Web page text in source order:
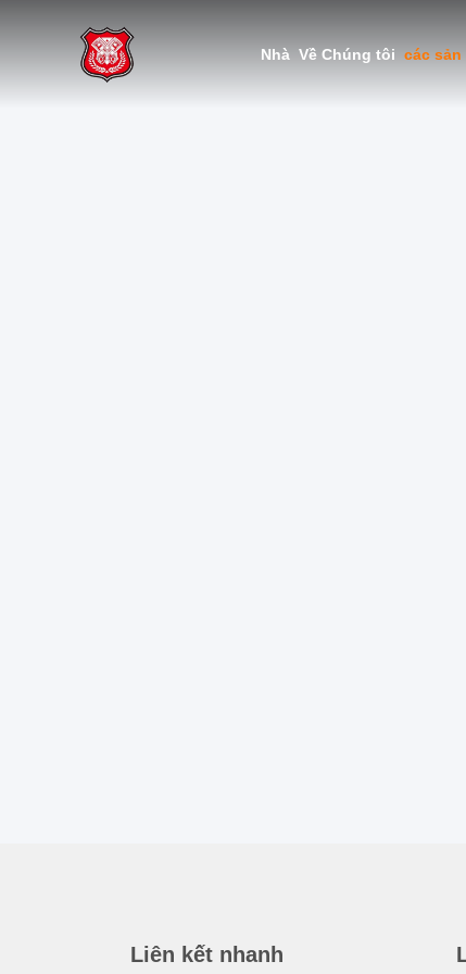
Nhà Về Chúng tôi các sản
Liên kết nhanh